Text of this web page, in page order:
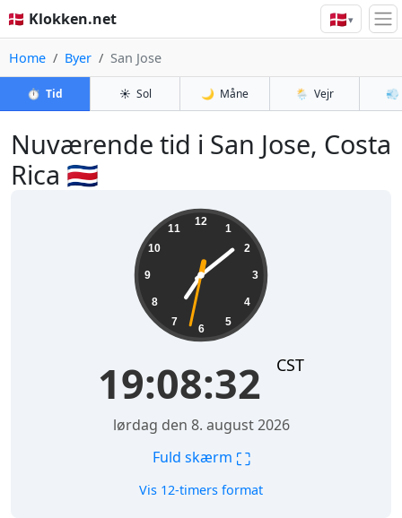
🇩🇰 Klokken.net 🇩🇰▾
Home Byer San Jose
⏱️ Tid ☀️ Sol 🌙 Måne 🌦️ Vejr 💨
Nuværende tid i San Jose, Costa
Rica 🇨🇷
12
1
2
3
4
5
6
7
8
9
10
11
19:08:32 CST
lørdag den 8. august 2026
Fuld skærm ⛶
Vis 12-timers format